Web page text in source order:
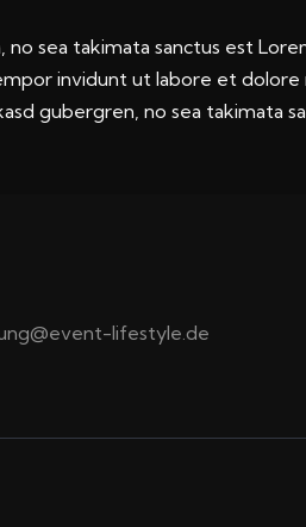
sea takimata sanctus est
invidunt ut labore et dolore
gubergren, no sea takimata
lifestyle.de